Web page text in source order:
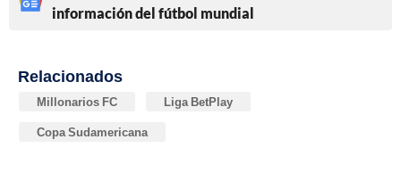
información del fútbol mundial
Relacionados
Millonarios FC Liga BetPlay
Copa Sudamericana